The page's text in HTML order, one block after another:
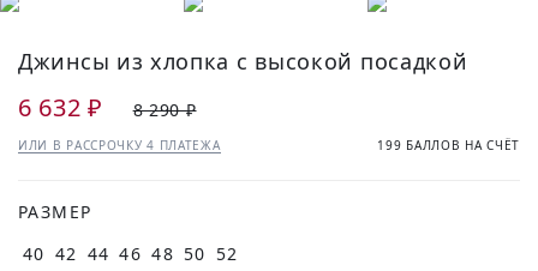
Джинсы из хлопка с высокой посадкой
6 632 ₽ 8 290 ₽
ИЛИ В РАССРОЧКУ 4 ПЛАТЕЖА 199 БАЛЛОВ НА СЧЁТ
РАЗМЕР
40 42 44 46 48 50 52